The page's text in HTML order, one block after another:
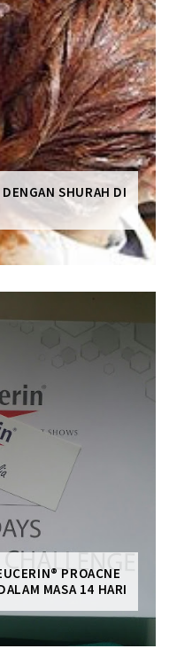
SHURAH DI
PROACNE
MASA 14 HARI